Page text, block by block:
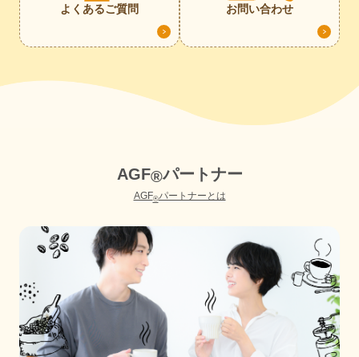
よくあるご質問 お問い合わせ
AGF®パー トナー
AGF®パートナーとは